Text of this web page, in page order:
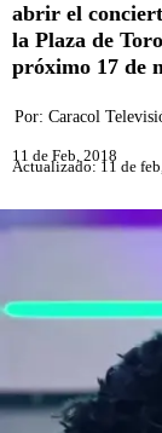
abrir el
la Plaza de
próximo 17 de
Por: Caracol
11 de Feb, 2018
Actualizado: 11 de